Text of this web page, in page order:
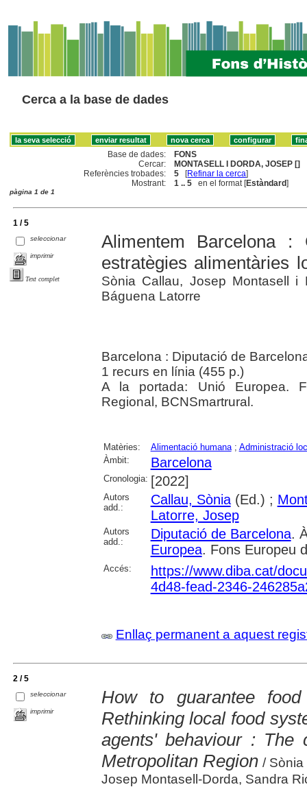
Cerca a la base de dades
Base de dades:
FONS
Cercar:
MONTASELL I DORDA, JOSEP []
Referències trobades:
5 [Refinar la cerca]
Mostrant:
1 .. 5 en el format [Estàndard]
pàgina 1 de 1
1 / 5
seleccionar
imprimir
Text complet
Alimentem Barcelona :
estratègies alimentàries
Sònia Callau, Josep Montasell
Báguena Latorre
Barcelona : Diputació de
1 recurs en línia (455 p.)
A la portada: Unió Europea.
Regional, BCNSmartrural.
Matèries: Alimentació humana; Administració
Àmbit:
Barcelona
Cronologia: [2022]
Autors
add.:
Callau, Sònia(Ed.) ;
Latorre, Josep
Autors
add.:
Diputació de Barcelona.
Europea. Fons Europeu
Accés:
https://www.diba.cat/
4d48-fead-2346-
Enllaç permanent a aquest
2 / 5
seleccionar
imprimir
How to guarantee
Rethinking local food
agents' behaviour : The
Metropolitan Region / Sònia
Josep Montasell-Dorda, Sandra